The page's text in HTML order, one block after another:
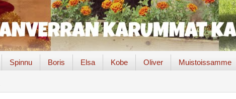
Spinnu Boris Elsa Kobe Oliver Muistoissamme